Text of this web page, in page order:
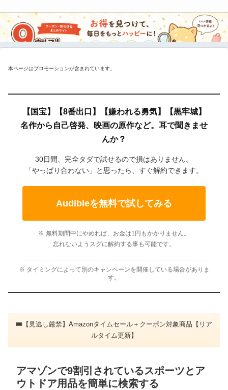
9割引されている商品を簡単に検索
本ページはプロモーションが含まれています。
【国宝】【8番出口】【嫌われる勇気】【黒牢城】
名作から自己啓発、映画の原作など。耳で聞きませ
んか？
30日間、完全タダで試せるので損はありません。
「やっぱり合わない」と思ったら、すぐ解約できます。
Audibleを無料で試してみる
※ 無料期間中にやめれば、お金は1円もかかりません。
忘れないようスグに解約する事も可能です。
※ タイミングによって別のキャンペーンを開催している場合がありま
す。
🎟【見逃し厳禁】Amazonタイムセール＋クーポン対象商品【リア
ルタイム更新】
アマゾンで9割引されているスポーツとア
ウトドア用品を簡単に検索する